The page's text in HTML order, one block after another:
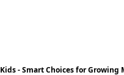
- Smart Choices for Growing